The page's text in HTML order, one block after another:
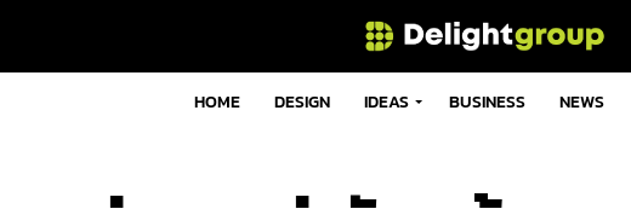
HOME DESIGN IDEAS BUSINESS NEWS